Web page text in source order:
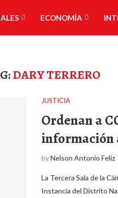
ECONOMÍA
DARY TERRERO
JUSTICIA
Ordenan a
información
byNelson Antonio Feliz
La Tercera Sala de la
Instancia del Distrito